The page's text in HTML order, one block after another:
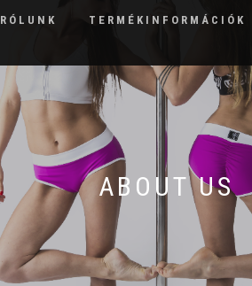
RÓLUNK TERMÉKINFORMÁCIÓK
ABOUT US